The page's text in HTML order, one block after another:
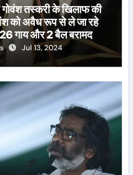
गोवंश तस्करी के खिलाफ की
गाय और 2 बैल बरामद
Jul 13, 2024